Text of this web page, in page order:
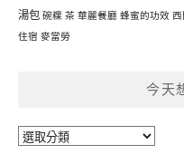
湯包 碗粿 茶 華麗餐廳 蜂蜜的功效 西
住宿 麥當勞
今天
今